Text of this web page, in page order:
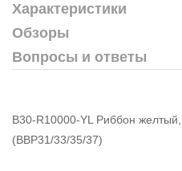
Характеристики
Обзоры
Вопросы и ответы
B30-R10000-YL Риббон
(BBP31/33/35/37)